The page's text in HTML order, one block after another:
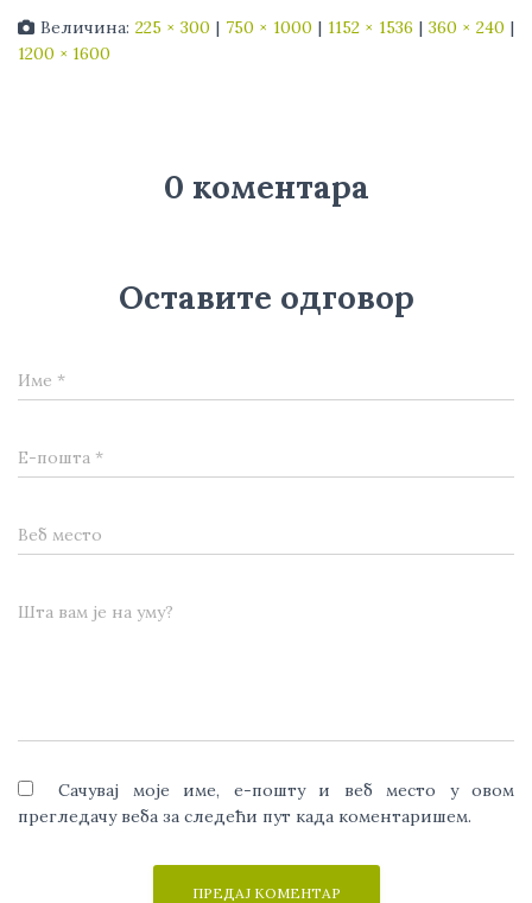
Величина: 225 × 300 | 750 × 1000 | 1152 × 1536 | 360 × 240 |
1200 × 1600
0 коментара
Оставите одговор
Име *
Е-пошта *
Веб место
Шта вам је на уму?
Сачувај моје име, е-пошту и веб место у овом
прегледачу веба за следећи пут када коментаришем.